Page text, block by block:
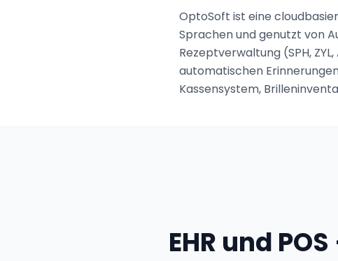
OptoSoft ist eine
Sprachen und genutzt von
Rezeptverwaltung (SPH,
automatischen
Kassensystem,
EHR und